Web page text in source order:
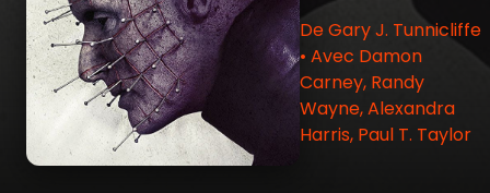
De Gary J. Tunnicliffe
• Avec Damon
Carney, Randy
Wayne, Alexandra
Harris, Paul T. Taylor